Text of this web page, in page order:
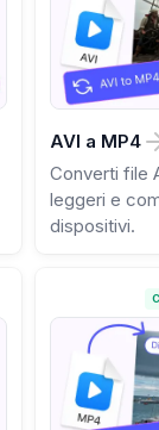
AVI a MP4
Converti file
leggeri e
dispositivi.